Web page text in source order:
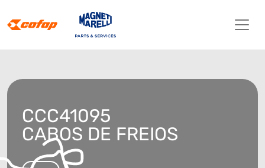
CCC41095
CABOS DE FREIOS